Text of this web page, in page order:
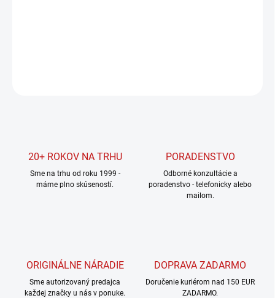
20+ ROKOV NA TRHU
Sme na trhu od roku 1999 -
máme plno skúseností.
PORADENSTVO
Odborné konzultácie a
poradenstvo - telefonicky alebo
mailom.
ORIGINÁLNE NÁRADIE
Sme autorizovaný predajca
každej značky u nás v ponuke.
DOPRAVA ZADARMO
Doručenie kuriérom nad 150 EUR
ZADARMO.